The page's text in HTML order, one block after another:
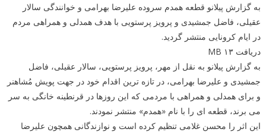
به گزارش پیلانو قطعه همدم سروده علیرضا بهرامی و خوانندگی سالار
عقیلی، فاضل جمشیدی و پرویز پرستویی با هدف همدلی و همراهی مردم
در ایام کرونایی منتشر گردید.
دریافت ۱۳ MB
به گزارش پیلانو به نقل از مهر، پرویز پرستویی، سالار عقیلی، فاضل
جمشیدی و علیرضا بهرامی، در تازه ترین اقدام خود در جهت پویش مُشاهنر
و برای همدلی و همراهی با مردمی که این روزها در قرنطینه خانگی به سر
می برند، قطعه ای را با نام «همدم» منتشر نمودند.
این اثر را محسن غلامی تنظیم کرده است و نوازندگانی همچون علیرضا